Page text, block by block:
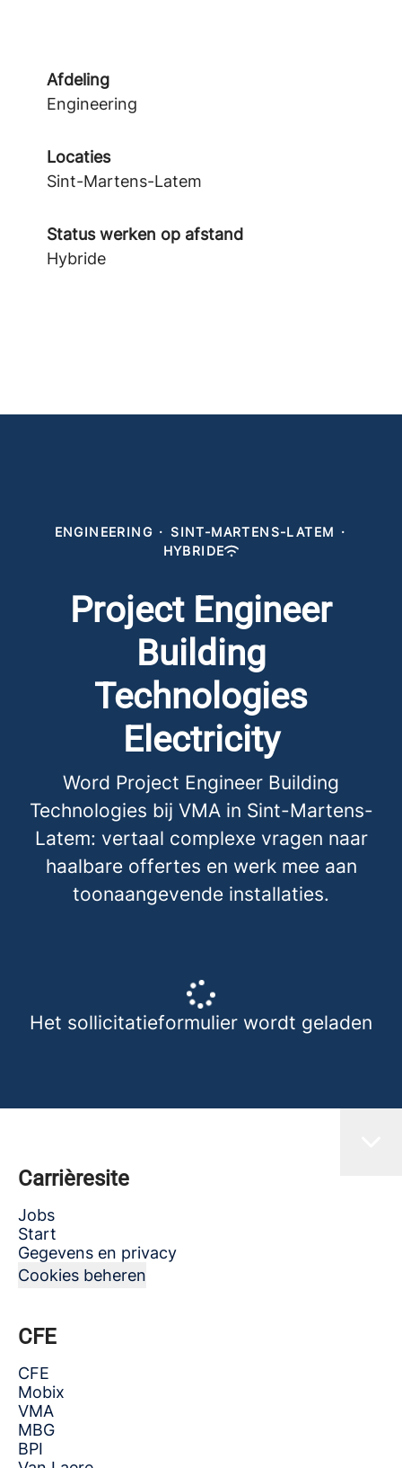
Afdeling
Engineering
Locaties
Sint-Martens-Latem
Status werken op afstand
Hybride
ENGINEERING · SINT-MARTENS-LATEM ·
HYBRIDE
Project Engineer
Building
Technologies
Electricity
Word Project Engineer Building
Technologies bij VMA in Sint-Martens-
Latem: vertaal complexe vragen naar
haalbare offertes en werk mee aan
toonaangevende installaties.
Het sollicitatieformulier wordt geladen
Carrièresite
Jobs
Start
Gegevens en privacy
Cookies beheren
CFE
CFE
Mobix
VMA
MBG
BPI